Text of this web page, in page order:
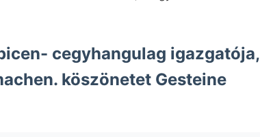
cegyhangulag igazgatója,